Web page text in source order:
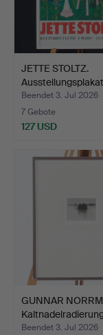
JETTE STOLTZ.
Kulturen…
Beendet 3. Jul 2026
7 Gebote
127 USD
GUNNAR
"stenö"…
Beendet 3. Jul 2026